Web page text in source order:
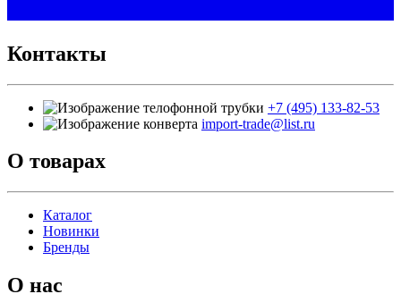
Контакты
+7 (495) 133-82-53
import-trade@list.ru
О товарах
Каталог
Новинки
Бренды
О нас